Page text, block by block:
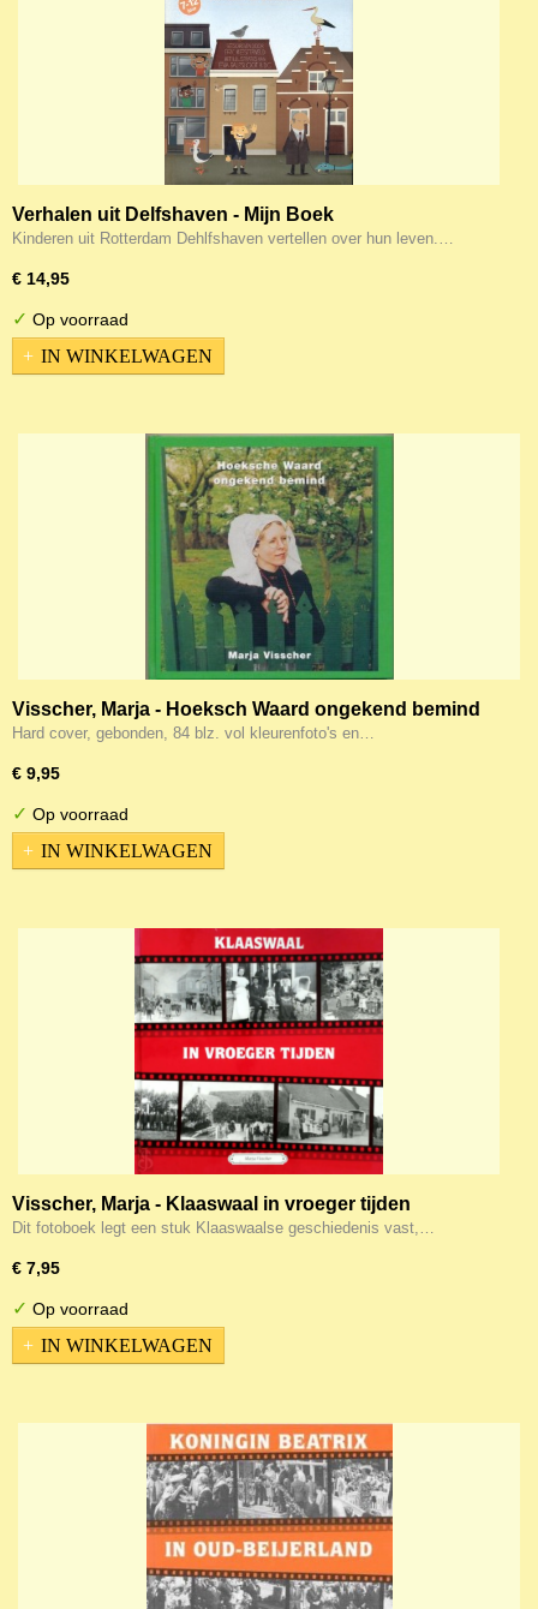
Verhalen uit Delfshaven - Mijn Boek
Kinderen uit Rotterdam Dehlfshaven vertellen over hun leven.…
€ 14,95
✓ Op voorraad
IN WINKELWAGEN
Visscher, Marja - Hoeksch Waard ongekend bemind
Hard cover, gebonden, 84 blz. vol kleurenfoto's en…
€ 9,95
✓ Op voorraad
IN WINKELWAGEN
Visscher, Marja - Klaaswaal in vroeger tijden
Dit fotoboek legt een stuk Klaaswaalse geschiedenis vast,…
€ 7,95
✓ Op voorraad
IN WINKELWAGEN